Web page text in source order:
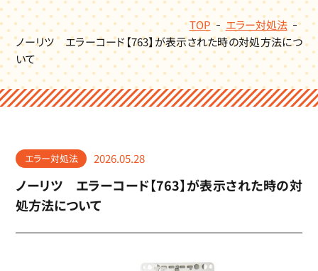
TOP
エラー対処法
ノーリツ エラーコード【763】が表示された時の対処方法につ
いて
エラー対処法 2026.05.28
ノーリツ エラーコード【763】が表示された時の対
処方法について